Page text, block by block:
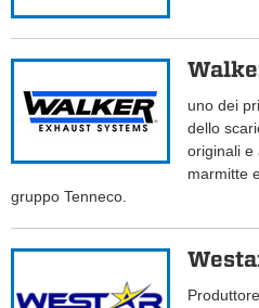
uno dei
dello
originali e
marmitte
gruppo Tenneco.